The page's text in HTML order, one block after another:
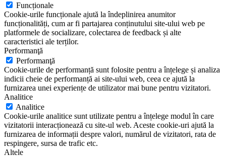
Funcționale
Cookie-urile funcționale ajută la îndeplinirea anumitor
funcționalități, cum ar fi partajarea conținutului site-ului web pe
platformele de socializare, colectarea de feedback și alte
caracteristici ale terților.
Performanţă
Performanţă
Cookie-urile de performanță sunt folosite pentru a înțelege și analiza
indicii cheie de performanță ai site-ului web, ceea ce ajută la
furnizarea unei experiențe de utilizator mai bune pentru vizitatori.
Analitice
Analitice
Cookie-urile analitice sunt utilizate pentru a înțelege modul în care
vizitatorii interacționează cu site-ul web. Aceste cookie-uri ajută la
furnizarea de informații despre valori, numărul de vizitatori, rata de
respingere, sursa de trafic etc.
Altele